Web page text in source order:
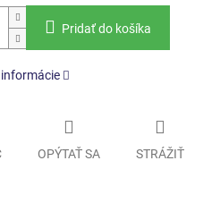
Pridať do košíka
OPÝTAŤ SA STRÁŽIŤ